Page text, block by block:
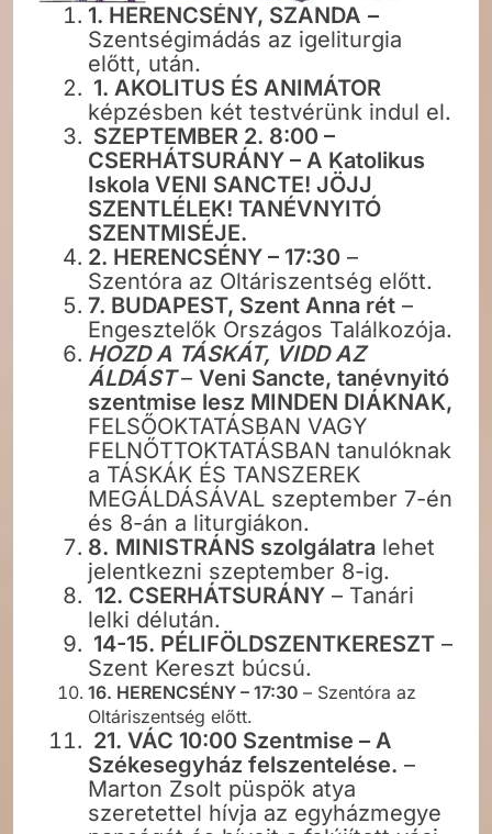
1. HERENCSÉNY, SZANDA –
Szentségimádás az igeliturgia
előtt, után.
1. AKOLITUS ÉS ANIMÁTOR
képzésben két testvérünk indul el.
SZEPTEMBER 2. 8:00 –
CSERHÁTSURÁNY – A Katolikus
Iskola VENI SANCTE! JÖJJ
SZENTLÉLEK! TANÉVNYITÓ
SZENTMISÉJE.
2. HERENCSÉNY – 17:30 –
Szentóra az Oltáriszentség előtt.
7. BUDAPEST, Szent Anna rét –
Engesztelők Országos Találkozója.
HOZD A TÁSKÁT, VIDD AZ
ÁLDÁST – Veni Sancte, tanévnyitó
szentmise lesz MINDEN DIÁKNAK,
FELSŐOKTATÁSBAN VAGY
FELNŐTTOKTATÁSBAN tanulóknak
a TÁSKÁK ÉS TANSZEREK
MEGÁLDÁSÁVAL szeptember 7-én
és 8-án a liturgiákon.
8. MINISTRÁNS szolgálatra lehet
jelentkezni szeptember 8-ig.
12. CSERHÁTSURÁNY – Tanári
lelki délután.
14-15. PÉLIFÖLDSZENTKERESZT –
Szent Kereszt búcsú.
16. HERENCSÉNY – 17:30 – Szentóra az
Oltáriszentség előtt.
21. VÁC 10:00 Szentmise – A
Székesegyház felszentelése. –
Marton Zsolt püspök atya
szeretettel hívja az egyházmegye